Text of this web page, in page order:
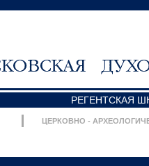
РЕГЕНТСКАЯ
ЦЕРКОВНО -